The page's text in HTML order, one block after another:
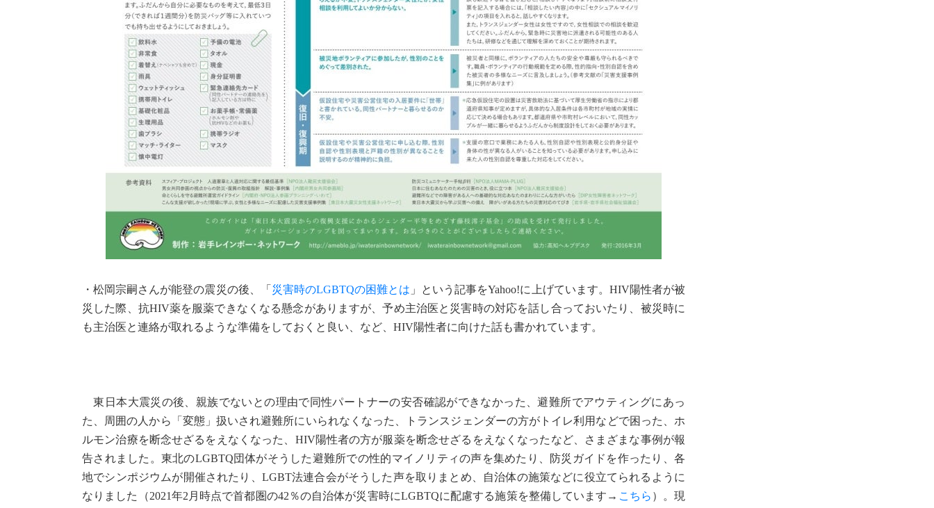
・松岡宗嗣さんが能登の震災の後、「 災害時のLGBTQの困難とは 」という記事をYahoo!に上げています。HIV陽性者が被
災した際、抗HIV薬を服薬できなくなる懸念がありますが、予め主治医と災害時の対応を話し合っておいたり、被災時に
も主治医と連絡が取れるような準備をしておくと良い、など、HIV陽性者に向けた話も書かれています。
東日本大震災の後、親族でないとの理由で同性パートナーの安否確認ができなかった、避難所でアウティングにあっ
た、周囲の人から「変態」扱いされ避難所にいられなくなった、トランスジェンダーの方がトイレ利用などで困った、ホ
ルモン治療を断念せざるをえなくなった、HIV陽性者の方が服薬を断念せざるをえなくなったなど、さまざまな事例が報
告されました。東北のLGBTQ団体がそうした避難所での性的マイノリティの声を集めたり、防災ガイドを作ったり、各
地でシンポジウムが開催されたり、LGBT法連合会がそうした声を取りまとめ、自治体の施策などに役立てられるように
なりました（2021年2月時点で首都圏の42％の自治体が災害時にLGBTQに配慮する施策を整備しています→ こちら ）。現